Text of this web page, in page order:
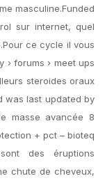
masculine.Funded
sur internet, quel
ce cycle il vous
› forums › meet ups
steroides oraux
was last updated by
masse avancée 8
+ pct – bioteq
des éruptions
chute de cheveux,